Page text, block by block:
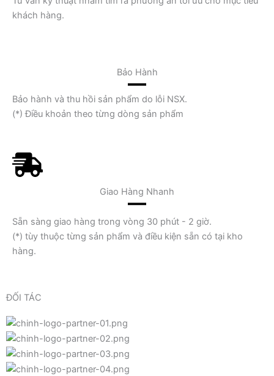
khách hàng.
Bảo Hành
Bảo hành và thu hồi sản phẩm do lỗi NSX.
(*) Điều khoản theo từng dòng sản phẩm
Giao Hàng Nhanh
Sẵn sàng giao hàng trong vòng 30 phút - 2 giờ.
(*) tùy thuộc từng sản phẩm và điều kiện sẵn có tại kho
hàng.
ĐỐI TÁC